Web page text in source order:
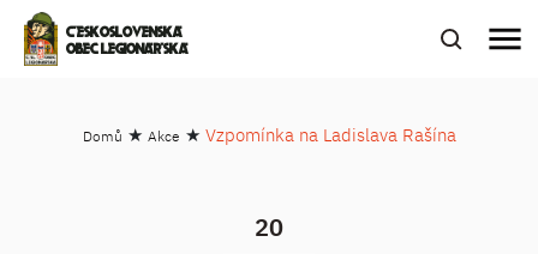
ČESKOSLOVENSKÁ
OBEC LEGIONÁŘSKÁ
menu
Domů ★ Akce ★ Vzpomínka na Ladislava Rašína
20